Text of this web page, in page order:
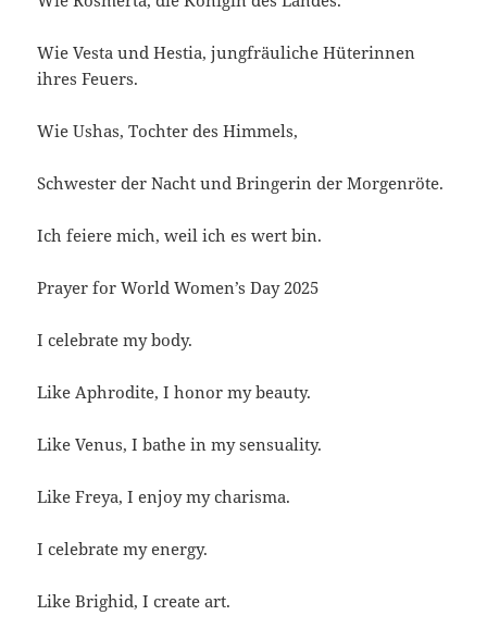
Wie Vesta und Hestia, jungfräuliche Hüterinnen
ihres Feuers.
Wie Ushas, Tochter des Himmels,
Schwester der Nacht und Bringerin der Morgenröte.
Ich feiere mich, weil ich es wert bin.
Prayer for World Women’s Day 2025
I celebrate my body.
Like Aphrodite, I honor my beauty.
Like Venus, I bathe in my sensuality.
Like Freya, I enjoy my charisma.
I celebrate my energy.
Like Brighid, I create art.